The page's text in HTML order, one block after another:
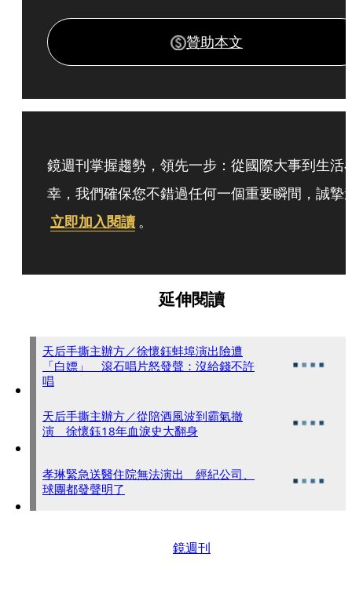
贊助本文
鏡週刊掌握趨勢，領先一步：從國際大事到生活
幸，我們確保您不錯過任何一個重要瞬間，誠摯
立即加入閱讀 。
延伸閱讀
天后手撕主辦方／徐懷鈺蚌埠演出險遭
「白嫖」 滾石唱片怒發聲：沒給錢不許
唱
天后手撕主辦方／從陪酒風波到霸氣撤
演 徐懷鈺18年血淚史大翻身
孝琳緊急送醫住院無法演出 經紀公司、
球團都發聲明了
鏡週刊